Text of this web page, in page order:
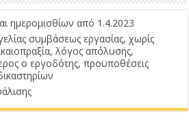
ημερομισθίων από 1.4.2023
συμβάσεως εργασίας, χωρίς
λόγος απόλυσης,
ο εργοδότης, προϋποθέσεις